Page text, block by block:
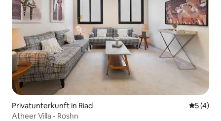
Privatunterkunft in Riad
5 (4)
Atheer Villa - Roshn